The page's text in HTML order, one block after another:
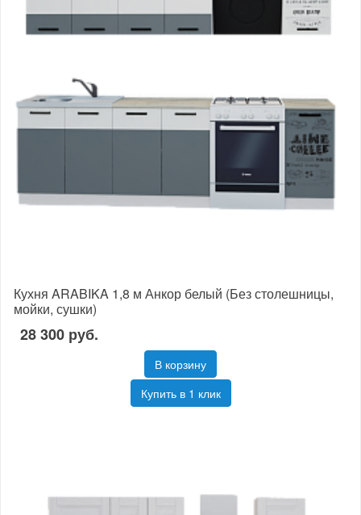
Кухня ARABIKA 1,8 м Анкор белый (Без столешницы,
мойки, сушки)
28 300 руб.
В корзину
Купить в 1 клик